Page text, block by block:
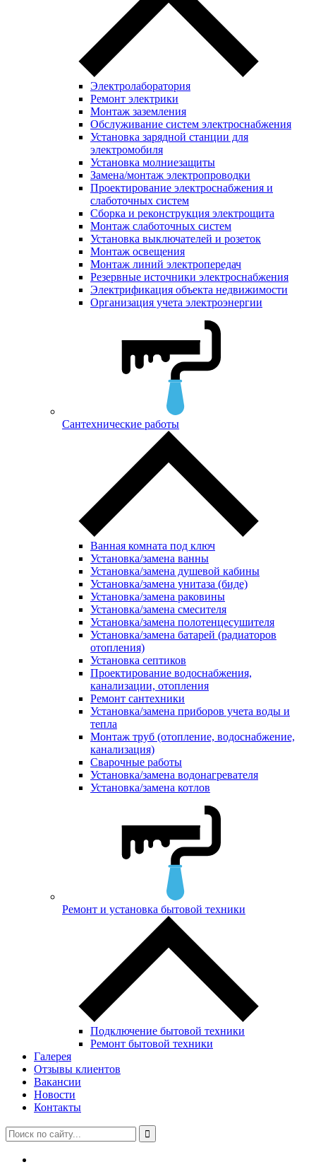
Электролаборатория
Ремонт электрики
Монтаж заземления
Обслуживание систем электроснабжения
Установка зарядной станции для
электромобиля
Установка молниезащиты
Замена/монтаж электропроводки
Проектирование электроснабжения и
слаботочных систем
Сборка и реконструкция электрощита
Монтаж слаботочных систем
Установка выключателей и розеток
Монтаж освещения
Монтаж линий электропередач
Резервные источники электроснабжения
Электрификация объекта недвижимости
Организация учета электроэнергии
Сантехнические работы
Ванная комната под ключ
Установка/замена ванны
Установка/замена душевой кабины
Установка/замена унитаза (биде)
Установка/замена раковины
Установка/замена смесителя
Установка/замена полотенцесушителя
Установка/замена батарей (радиаторов
отопления)
Установка септиков
Проектирование водоснабжения,
канализации, отопления
Ремонт сантехники
Установка/замена приборов учета воды и
тепла
Монтаж труб (отопление, водоснабжение,
канализация)
Сварочные работы
Установка/замена водонагревателя
Установка/замена котлов
Ремонт и установка бытовой техники
Подключение бытовой техники
Ремонт бытовой техники
Галерея
Отзывы клиентов
Вакансии
Новости
Контакты